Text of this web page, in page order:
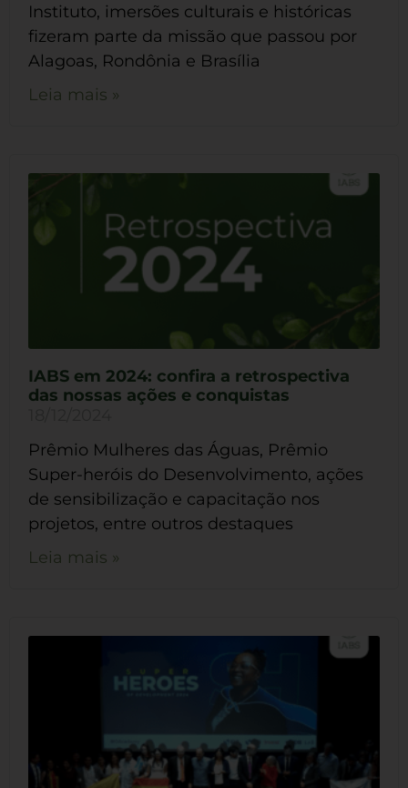
Instituto, imersões culturais e históricas
fizeram parte da missão que passou por
Alagoas, Rondônia e Brasília
Leia mais »
IABS em 2024: confira a retrospectiva
das nossas ações e conquistas
Prêmio Mulheres das Águas, Prêmio
Super-heróis do Desenvolvimento, ações
de sensibilização e capacitação nos
projetos, entre outros destaques
Leia mais »